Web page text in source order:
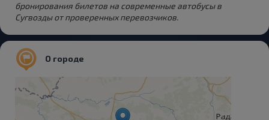
бронирования билетов на современные автобусы в
Сугвозды от проверенных перевозчиков.
О городе